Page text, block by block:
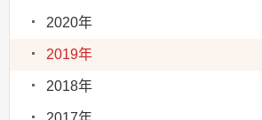
2020年
2019年
2018年